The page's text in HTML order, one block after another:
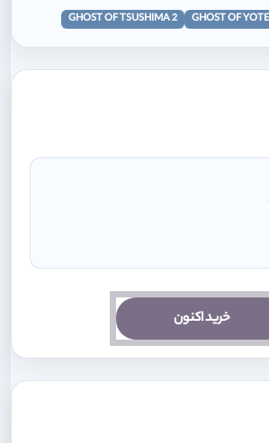
GHOST OF
GHOST OF TSUSHIMA 2
خرید اکنون